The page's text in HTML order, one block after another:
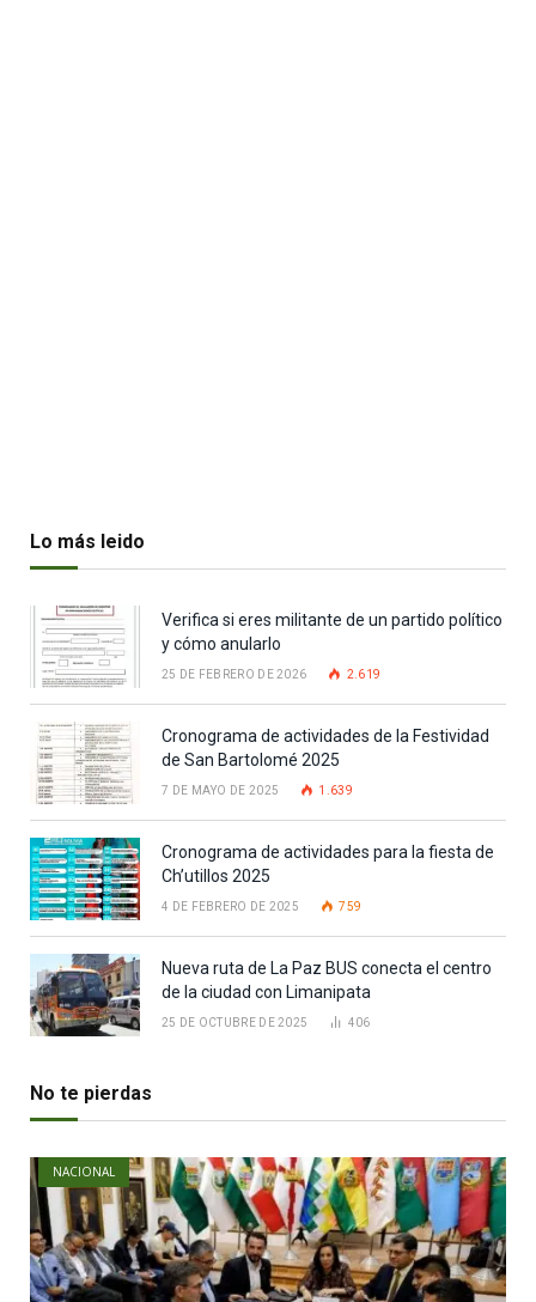
Lo más leido
Verifica si eres militante de un partido político
y cómo anularlo
25 DE FEBRERO DE 2026 2.619
Cronograma de actividades de la Festividad
de San Bartolomé 2025
7 DE MAYO DE 2025 1.639
Cronograma de actividades para la fiesta de
Ch’utillos 2025
4 DE FEBRERO DE 2025 759
Nueva ruta de La Paz BUS conecta el centro
de la ciudad con Limanipata
25 DE OCTUBRE DE 2025 406
No te pierdas
NACIONAL